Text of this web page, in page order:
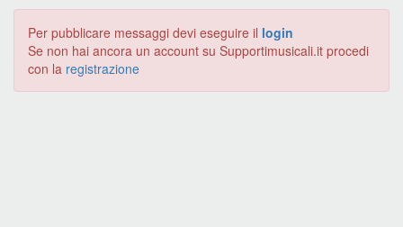
Per pubblicare messaggi devi eseguire il login
Se non hai ancora un account su Supportimusicali.it procedi
con la registrazione